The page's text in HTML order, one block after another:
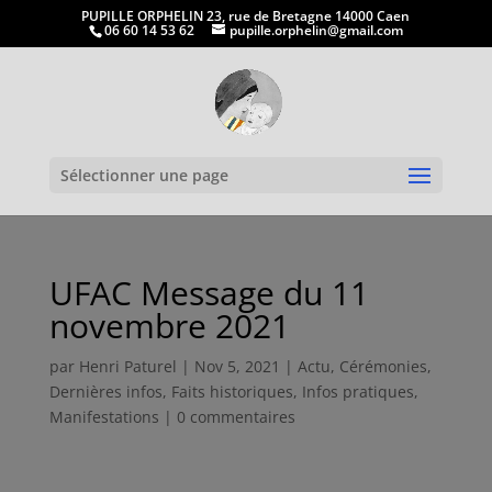
PUPILLE ORPHELIN 23, rue de Bretagne 14000 Caen
06 60 14 53 62 pupille.orphelin@gmail.com
Sélectionner une page
UFAC Message du 11
novembre 2021
par Henri Paturel | Nov 5, 2021 | Actu, Cérémonies,
Dernières infos, Faits historiques, Infos pratiques,
Manifestations | 0 commentaires